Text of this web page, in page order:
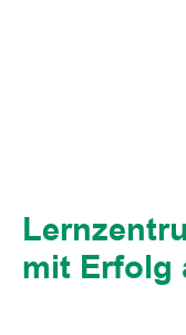
mit Erfolg